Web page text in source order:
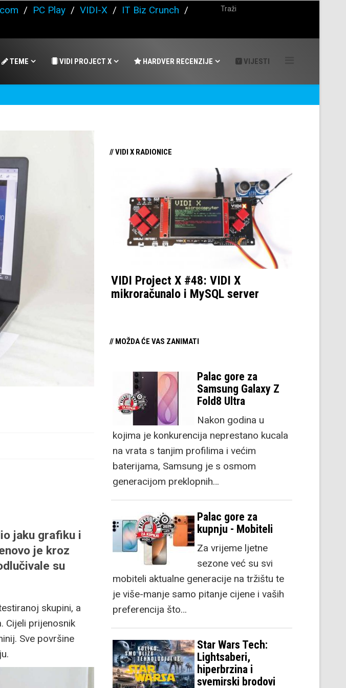
/ PC Play / VIDI-X / IT Biz Crunch /
TEME VIDI PROJECT X HARDVER RECENZIJE VIJESTI
jaku grafiku i
je kroz
su
skupini, a
Cijeli prijenosnik
Sve površine
// VIDI X RADIONICE
VIDI Project X #48: VIDI X
mikroračunalo i MySQL server
// MOŽDA ĆE VAS ZANIMATI
Palac gore za
Samsung Galaxy Z
Fold8 Ultra
Nakon godina u
kojima je konkurencija neprestano kucala
na vrata s tanjim profilima i većim
baterijama, Samsung je s osmom
generacijom preklopnih…
Palac gore za
kupnju - Mobiteli
Za vrijeme ljetne
sezone već su svi
mobiteli aktualne generacije na tržištu te
je više-manje samo pitanje cijene i vaših
preferencija što…
Star Wars Tech:
Lightsaberi,
hiperbrzina i
svemirski brodovi